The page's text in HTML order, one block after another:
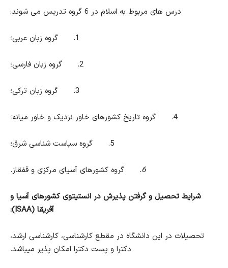
درس های مربوط به اسلام در 6 گروه تدریس می شوند:
1. گروه زبان عربی؛
2. گروه زبان فارسی؛
3. گروه زبان ترکی؛
4. گروه تاریخ کشورهای خاور نزدیک و خاور میانه؛
5. گروه سیاست شناسی شرق؛
6. گروه کشورهای آسیای مرکزی و قفقاز.
شرایط تحصیل و گرفتن پذیرش در انستیتوی کشورهای آسیا و
آفریقا (ISAA
):
تحصیلات در این دانشگاه در مقطع کارشناسی، کارشناسی ارشد،
دکترا و پست دکترا امکان پذیر میباشد.